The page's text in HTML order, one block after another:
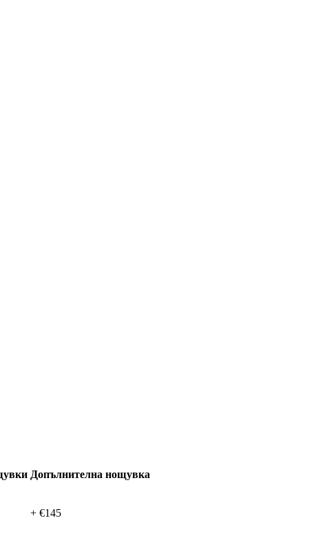
Допълнителна нощувка
+ €145